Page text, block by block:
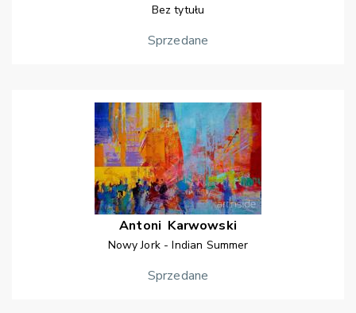
Bez tytułu
Sprzedane
Antoni Karwowski
Nowy Jork - Indian Summer
Sprzedane